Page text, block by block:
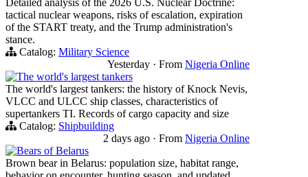
Detailed analysis of the 2026 U.S. Nuclear Doctrine:
tactical nuclear weapons, risks of escalation, expiration
of the START treaty, and the Trump administration's
stance.
Catalog: Military Science
Yesterday · From Nigeria Online
The world's largest tankers
The world's largest tankers: the history of Knock Nevis,
VLCC and ULCC ship classes, characteristics of
supertankers TI. Records of cargo capacity and size
Catalog: Shipbuilding
2 days ago · From Nigeria Online
Bears of Belarus
Brown bear in Belarus: population size, habitat range,